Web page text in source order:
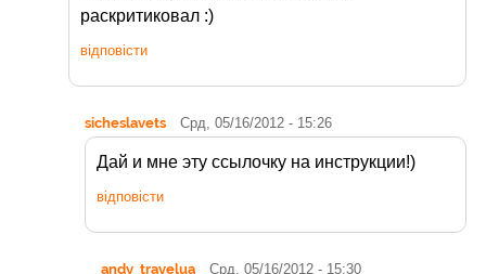
раскритиковал :)
відповісти
sicheslavets Срд, 05/16/2012 - 15:26
Дай и мне эту ссылочку на инструкции!)
відповісти
andy_travelua Срд, 05/16/2012 - 15:30